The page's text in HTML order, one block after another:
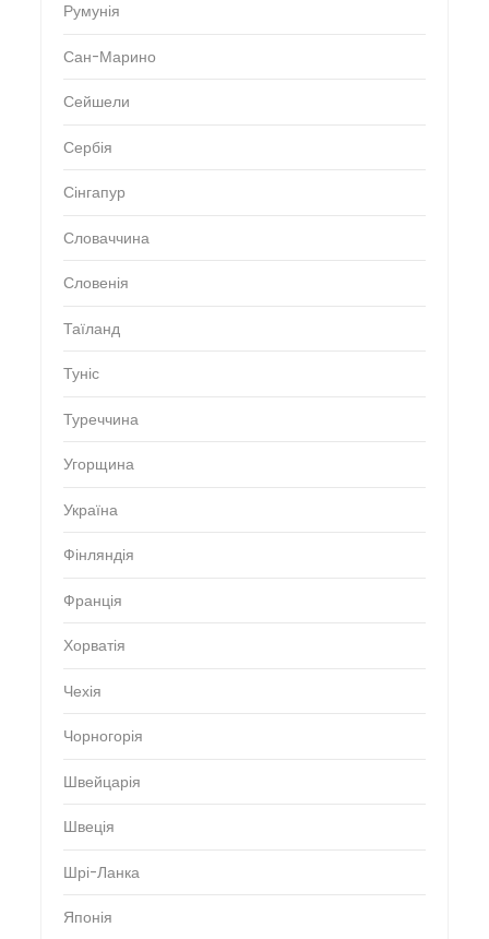
Румунія
Сан-Марино
Сейшели
Сербія
Сінгапур
Словаччина
Словенія
Таїланд
Туніс
Туреччина
Угорщина
Україна
Фінляндія
Франція
Хорватія
Чехія
Чорногорія
Швейцарія
Швеція
Шрі-Ланка
Японія